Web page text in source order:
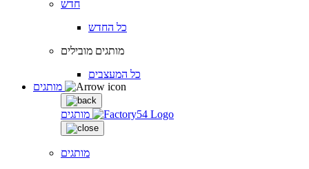
חדש
כל החדש
מותגים מובילים
כל המעצבים
מותגים
מותגים